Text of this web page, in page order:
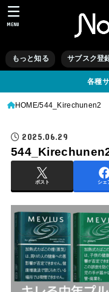
もっと知る サブスク登
MENU
各種
HOME 544_Kirechunen2
2025.06.29
ポスト シェ